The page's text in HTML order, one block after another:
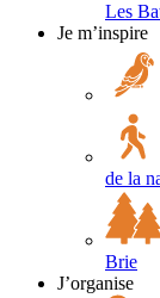
Les
Je m’inspire
de la
Brie
J’organise